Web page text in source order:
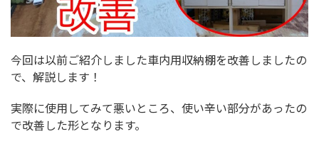
今回は以前ご紹介しました車内用収納棚を改善しましたの
で、解説します！
実際に使用してみて悪いところ、使い辛い部分があったの
で改善した形となります。